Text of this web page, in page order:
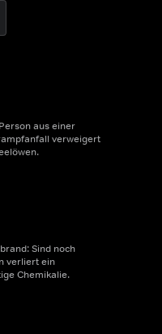
aus einer
verweigert
Sind noch
verliert ein
Chemikalie.